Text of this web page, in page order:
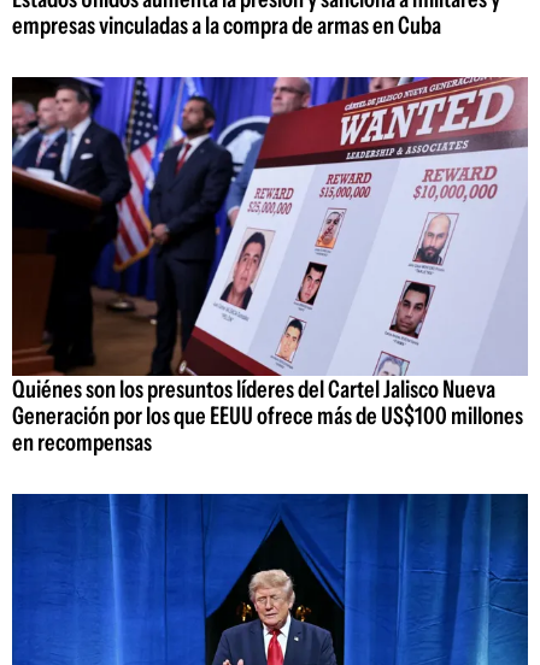
empresas vinculadas a la compra de armas en Cuba
Quiénes son los presuntos líderes del Cartel Jalisco Nueva
Generación por los que EEUU ofrece más de US$100 millones
en recompensas